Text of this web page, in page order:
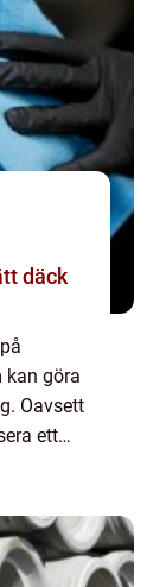
kan göra
Oavsett
ett